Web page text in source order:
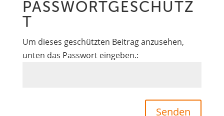
PASSWORTGESCHÜTZ
T
Um dieses geschützten Beitrag anzusehen,
unten das Passwort eingeben.:
Senden